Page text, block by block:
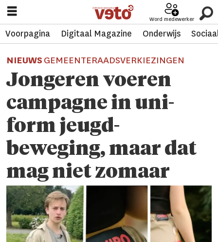
Word medewerker
Voorpagina Digitaal Magazine Onderwijs
NIEUWS GEMEENTERAADSVERKIEZINGEN
Jongeren voeren
campagne in uni­
form jeugd­
beweging, maar dat
mag niet zomaar